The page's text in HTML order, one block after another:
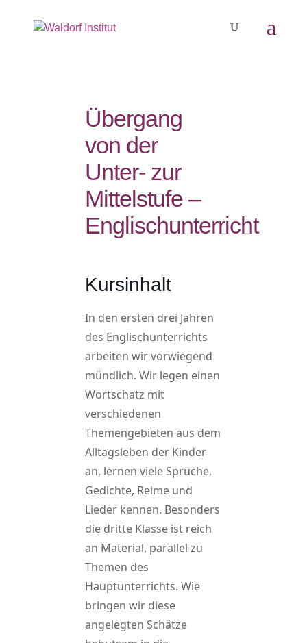
Übergang
von der
Unter- zur
Mittelstufe –
Englischunterricht
Kursinhalt
In den ersten drei Jahren
des Englischunterrichts
arbeiten wir vorwiegend
mündlich. Wir legen einen
Wortschatz mit
verschiedenen
Themengebieten aus dem
Alltagsleben der Kinder
an, lernen viele Sprüche,
Gedichte, Reime und
Lieder kennen. Besonders
die dritte Klasse ist reich
an Material, parallel zu
Themen des
Hauptunterrichts. Wie
bringen wir diese
angelegten Schätze